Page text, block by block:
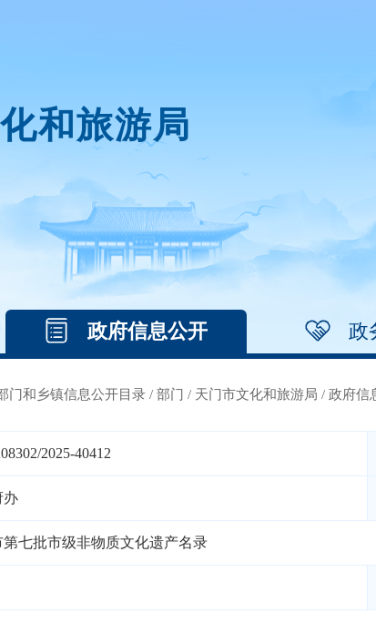
和旅游局
政府信息公开 政
门和乡镇信息公开目录 / 部门 / 天门市文化和旅游局 / 政府信
2025-40412
办
第七批市级非物质文化遗产名录